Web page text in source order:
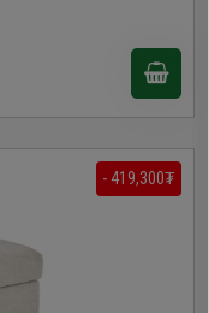
- 419,300₮